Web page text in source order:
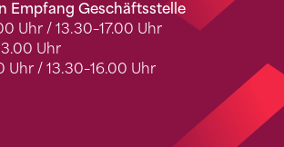
Empfang Geschäftsstelle
Uhr / 13.30–17.00 Uhr
Uhr
Uhr / 13.30–16.00 Uhr